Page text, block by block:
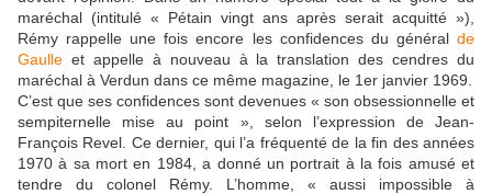
maréchal (intitulé « Pétain vingt ans après serait acquitté »),
Rémy rappelle une fois encore les confidences du général de
Gaulle et appelle à nouveau à la translation des cendres du
maréchal à Verdun dans ce même magazine, le 1er janvier 1969.
C’est que ses confidences sont devenues « son obsessionnelle et
sempiternelle mise au point », selon l’expression de Jean-
François Revel. Ce dernier, qui l’a fréquenté de la fin des années
1970 à sa mort en 1984, a donné un portrait à la fois amusé et
tendre du colonel Rémy. L’homme, « aussi impossible à